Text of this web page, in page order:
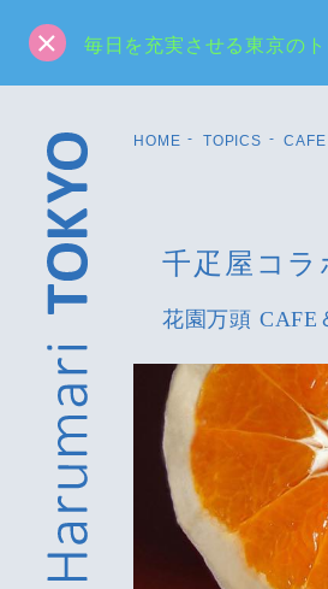
毎日を充実させる東京の
HOME TOPICS CAFE
千疋屋コラ
花園万頭 CAFE